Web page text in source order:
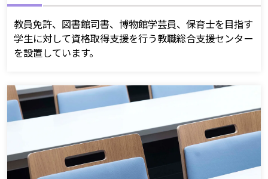
教員免許、図書館司書、博物館学芸員、保育士を目指す
学生に対して資格取得支援を行う教職総合支援センター
を設置しています。